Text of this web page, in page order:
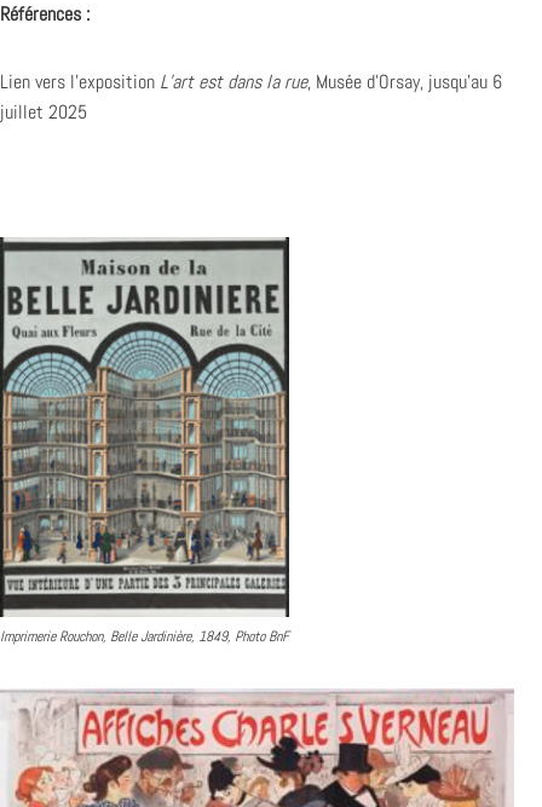
Références :
Lien vers l’exposition L’art est dans la rue, Musée d’Orsay, jusqu’au 6
juillet 2025
Imprimerie Rouchon, Belle Jardinière, 1849, Photo BnF